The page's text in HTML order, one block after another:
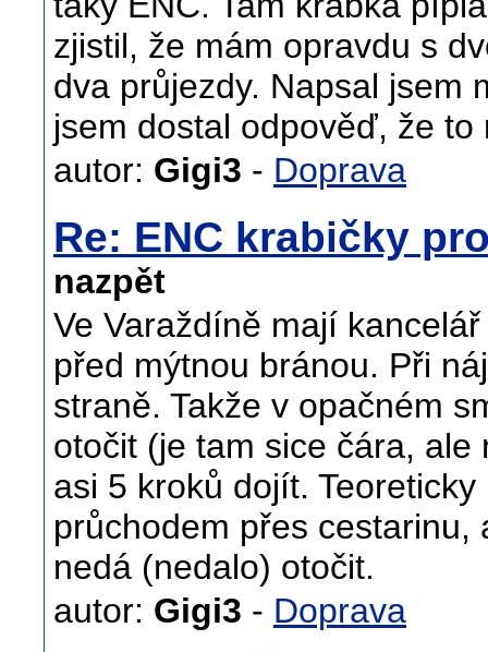
zjistil, že mám opravdu s
dva průjezdy. Napsal jsem
jsem dostal odpověď, že
autor: Gigi3 - Doprava
Re: ENC krabičky
nazpět
Ve Varaždíně mají
před mýtnou bránou. Při
straně. Takže v opačném
otočit (je tam sice čára,
asi 5 kroků dojít.
průchodem přes
nedá (nedalo) otočit.
autor: Gigi3 - Doprava